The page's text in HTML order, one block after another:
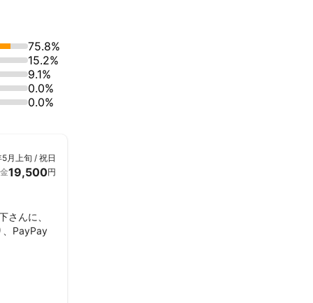
75.8%
15.2%
9.1%
0.0%
0.0%
月上旬 / 祝日
19,500円
さんに、
、PayPay